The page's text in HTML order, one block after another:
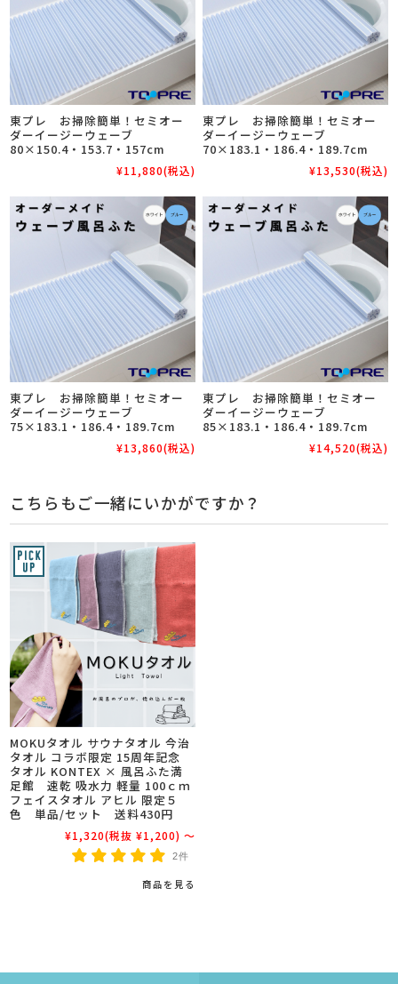
東プレ お掃除簡単！セミオー
ダーイージーウェーブ
80×150.4・153.7・157cm
¥11,880(税込)
東プレ お掃除簡単！セミオー
ダーイージーウェーブ
70×183.1・186.4・189.7cm
¥13,530(税込)
東プレ お掃除簡単！セミオー
ダーイージーウェーブ
75×183.1・186.4・189.7cm
¥13,860(税込)
東プレ お掃除簡単！セミオー
ダーイージーウェーブ
85×183.1・186.4・189.7cm
¥14,520(税込)
こちらもご一緒にいかがですか？
MOKUタオル サウナタオル 今治
タオル コラボ限定 15周年記念
タオル KONTEX × 風呂ふた満
足館 速乾 吸水力 軽量 100ｃｍ
フェイスタオル アヒル 限定５
色 単品/セット 送料430円
¥1,320(税抜 ¥1,200) ～
2件
商品を見る